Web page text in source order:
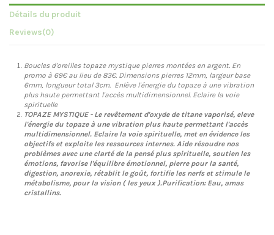
Détails du produit
Reviews(0)
Boucles d'oreilles topaze mystique pierres montées en argent. En
promo à 69€ au lieu de 83€. Dimensions pierres 12mm, largeur base
6mm, longueur total 3cm.
Enlève l'énergie du topaze à une vibration
plus haute permettant l'accès multidimensionnel. Eclaire la voie
spirituelle
TOPAZE MYSTIQUE - Le revêtement d'oxyde de titane vaporisé, eleve
l'énergie du topaze à une vibration plus haute permettant l'accès
multidimensionnel. Eclaire la voie spirituelle, met en évidence les
objectifs et exploite les ressources internes. Aide résoudre nos
problèmes avec une clarté de la pensé plus spirituelle, soutien les
émotions, favorise l'équilibre émotionnel, pierre pour la santé,
digestion, anorexie, rétablit le goût, fortifie les nerfs et stimule le
métabolisme, pour la vision ( les yeux ).Purification: Eau, amas
cristallins.